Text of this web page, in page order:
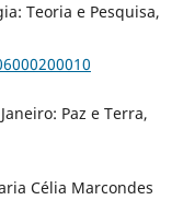
Teoria e Pesquisa,
Paz e Terra,
Célia Marcondes